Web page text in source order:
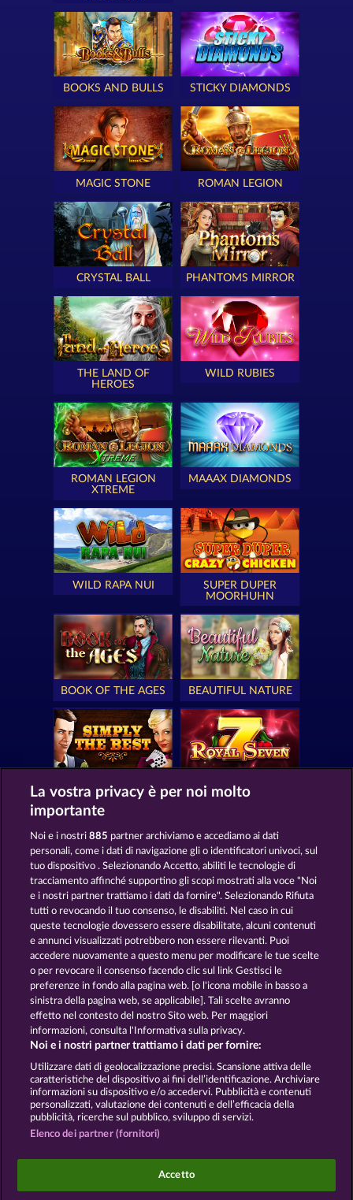
BOOKS AND BULLS STICKY DIAMONDS
MAGIC STONE ROMAN LEGION
CRYSTAL BALL PHANTOMS MIRROR
THE LAND OF
HEROES
WILD RUBIES
ROMAN LEGION
XTREME
MAAAX DIAMONDS
WILD RAPA NUI
SUPER DUPER
MOORHUHN
BOOK OF THE AGES BEAUTIFUL NATURE
SIMPLY THE BEST ROYAL SEVEN
GOLDEN EI OF
MOORHUHN
FOREVER
DIAMONDS
Mostra tutti i giochi
Termini e condizioni
Informativa sulla privacy e cookies
Note legali Società FAQ
Invia richiesta di recesso
I giochi social da casinò sono volti esclusivamente
all'intrattenimento e non esercitano alcuna
La vostra privacy è per noi molto
importante
Noi e i nostri885 partner archiviamo e accediamo ai dati
personali, come i dati di navigazione gli o identificatori univoci, sul
tuo dispositivo . Selezionando Accetto, abiliti le tecnologie di
tracciamento affinché supportino gli scopi mostrati alla voce "Noi
e i nostri partner trattiamo i dati da fornire". Selezionando Rifiuta
tutti o revocando il tuo consenso, le disabiliti. Nel caso in cui
queste tecnologie dovessero essere disabilitate, alcuni contenuti
e annunci visualizzati potrebbero non essere rilevanti. Puoi
accedere nuovamente a questo menu per modificare le tue scelte
o per revocare il consenso facendo clic sul link Gestisci le
preferenze in fondo alla pagina web. [o l'icona mobile in basso a
sinistra della pagina web, se applicabile]. Tali scelte avranno
effetto nel contesto del nostro Sito web. Per maggiori
informazioni, consulta l'Informativa sulla privacy.
Noi e i nostri partner trattiamo i dati per fornire:
Utilizzare dati di geolocalizzazione precisi. Scansione attiva delle
caratteristiche del dispositivo ai fini dell’identificazione. Archiviare
informazioni su dispositivo e/o accedervi. Pubblicità e contenuti
personalizzati, valutazione dei contenuti e dell’efficacia della
pubblicità, ricerche sul pubblico, sviluppo di servizi.
Elenco dei partner (fornitori)
Accetto